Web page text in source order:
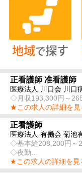
正看護師 准看護師
医療法人 川口会 川口
◇月収193,300円～
★この求人の詳細を見
正看護師
医療法人 有働会 菊池
◇基本給208,200円～
◇夜勤...
★この求人の詳細を見